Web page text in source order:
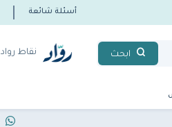
أسئلة شائعة
ابحث نقاط رواد